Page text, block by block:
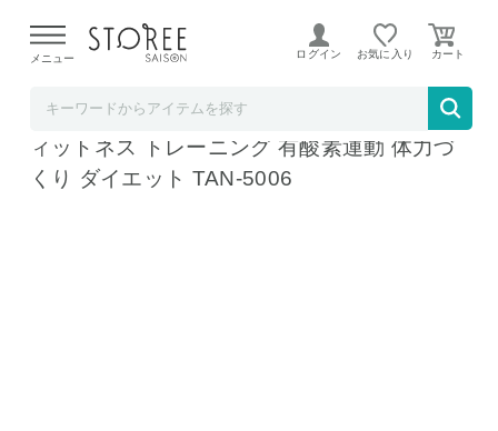
よる配送遅延が発生しております。
メニュー ログイン お気に入り
両手すり付きトランポリン エクササイズ フ
ィットネス トレーニング 有酸素運動 体力づ
くり ダイエット TAN-5006